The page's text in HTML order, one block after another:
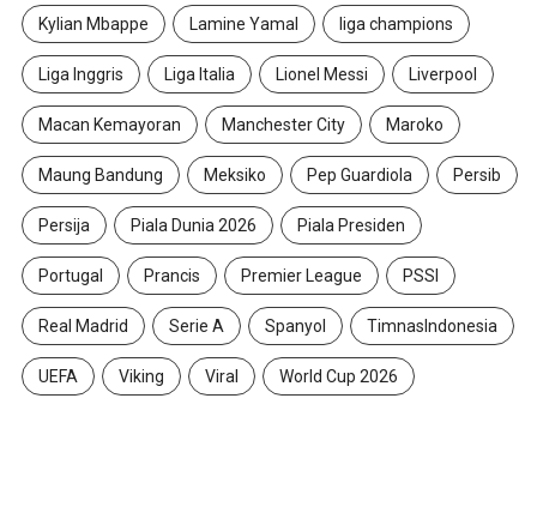
Kylian Mbappe Lamine Yamal liga champions
Liga Inggris Liga Italia Lionel Messi Liverpool
Macan Kemayoran Manchester City Maroko
Maung Bandung Meksiko Pep Guardiola Persib
Persija Piala Dunia 2026 Piala Presiden
Portugal Prancis Premier League PSSI
Real Madrid Serie A Spanyol TimnasIndonesia
UEFA Viking Viral World Cup 2026